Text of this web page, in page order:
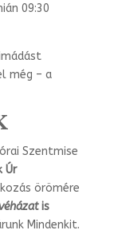
09:30
még – a
Szentmise
Úr
örömére
is
Min­denkit.